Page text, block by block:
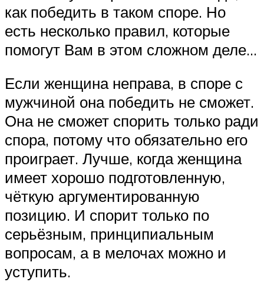
как победить в таком споре. Но
есть несколько правил, которые
помогут Вам в этом сложном деле…
Если женщина неправа, в споре с
мужчиной она победить не сможет.
Она не сможет спорить только ради
спора, потому что обязательно его
проиграет. Лучше, когда женщина
имеет хорошо подготовленную,
чёткую аргументированную
позицию. И спорит только по
серьёзным, принципиальным
вопросам, а в мелочах можно и
уступить.